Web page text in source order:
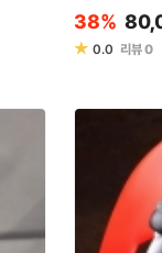
38%
★ 0.0 리뷰0